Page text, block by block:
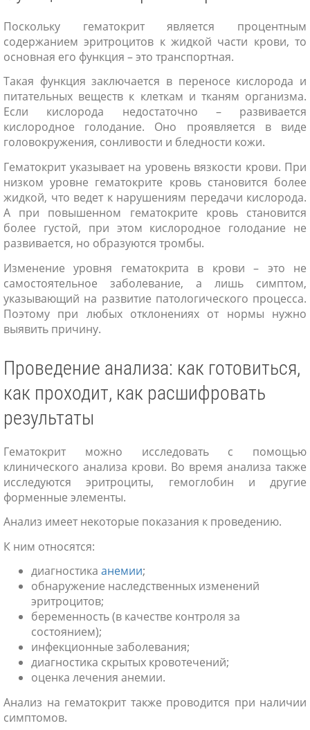
Поскольку гематокрит является процентным
содержанием эритроцитов к жидкой части крови, то
основная его функция – это транспортная.
Такая функция заключается в переносе кислорода и
питательных веществ к клеткам и тканям организма.
Если кислорода недостаточно – развивается
кислородное голодание. Оно проявляется в виде
головокружения, сонливости и бледности кожи.
Гематокрит указывает на уровень вязкости крови. При
низком уровне гематокрите кровь становится более
жидкой, что ведет к нарушениям передачи кислорода.
А при повышенном гематокрите кровь становится
более густой, при этом кислородное голодание не
развивается, но образуются тромбы.
Изменение уровня гематокрита в крови – это не
самостоятельное заболевание, а лишь симптом,
указывающий на развитие патологического процесса.
Поэтому при любых отклонениях от нормы нужно
выявить причину.
Проведение анализа: как готовиться,
как проходит, как расшифровать
результаты
Гематокрит можно исследовать с помощью
клинического анализа крови. Во время анализа также
исследуются эритроциты, гемоглобин и другие
форменные элементы.
Анализ имеет некоторые показания к проведению.
К ним относятся:
диагностика анемии;
обнаружение наследственных изменений
эритроцитов;
беременность (в качестве контроля за
состоянием);
инфекционные заболевания;
диагностика скрытых кровотечений;
оценка лечения анемии.
Анализ на гематокрит также проводится при наличии
симптомов.